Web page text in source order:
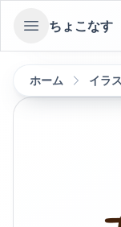
Open sidebar
ちょこなす
ホーム イラ